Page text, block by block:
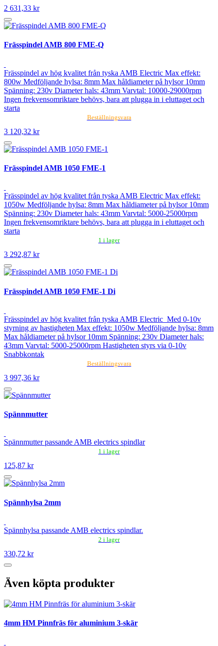
2 631,33 kr
Frässpindel AMB 800 FME-Q
Frässpindel av hög kvalitet från tyska AMB Electric Max effekt:
800w Medföljande hylsa: 8mm Max håldiameter på hylsor 10mm
Spänning: 230v Diameter hals: 43mm Varvtal: 10000-29000rpm
Ingen frekvensomriktare behövs, bara att plugga in i eluttaget och
starta
Beställningsvara
3 120,32 kr
Frässpindel AMB 1050 FME-1
Frässpindel av hög kvalitet från tyska AMB Electric Max effekt:
1050w Medföljande hylsa: 8mm Max håldiameter på hylsor 10mm
Spänning: 230v Diameter hals: 43mm Varvtal: 5000-25000rpm
Ingen frekvensomriktare behövs, bara att plugga in i eluttaget och
starta
1 i lager
3 292,87 kr
Frässpindel AMB 1050 FME-1 Di
Frässpindel av hög kvalitet från tyska AMB Electric Med 0-10v
styrning av hastigheten Max effekt: 1050w Medföljande hylsa: 8mm
Max håldiameter på hylsor 10mm Spänning: 230v Diameter hals:
43mm Varvtal: 5000-25000rpm Hastigheten styrs via 0-10v
Snabbkontak
Beställningsvara
3 997,36 kr
Spännmutter
Spännmutter passande AMB electrics spindlar
1 i lager
125,87 kr
Spännhylsa 2mm
Spännhylsa passande AMB electrics spindlar.
2 i lager
330,72 kr
Även köpta produkter
4mm HM Pinnfräs för aluminium 3-skär